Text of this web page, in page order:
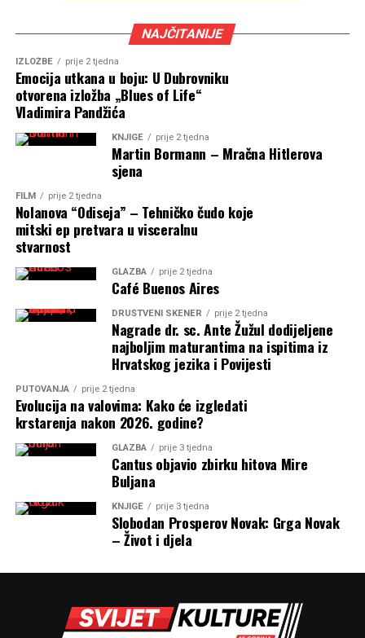
NAJČITANIJE
IZLOŽBE prije 2 tjedna
Emocija utkana u boju: U Dubrovniku
otvorena izložba „Blues of Life“
Vladimira Pandžića
KNJIGE prije 2 tjedna
Martin Bormann – Mračna Hitlerova
sjena
FILM prije 2 tjedna
Nolanova “Odiseja” – Tehničko čudo koje
mitski ep pretvara u visceralnu
stvarnost
GLAZBA prije 2 tjedna
Café Buenos Aires
DRUŠTVENI SKENER prije 2 tjedna
Nagrade dr. sc. Ante Žužul dodijeljene
najboljim maturantima na ispitima iz
Hrvatskog jezika i Povijesti
PUTOVANJA prije 2 tjedna
Evolucija na valovima: Kako će izgledati
krstarenja nakon 2026. godine?
GLAZBA prije 3 tjedna
Cantus objavio zbirku hitova Mire
Buljana
KNJIGE prije 3 tjedna
Slobodan Prosperov Novak: Grga Novak
– Život i djela